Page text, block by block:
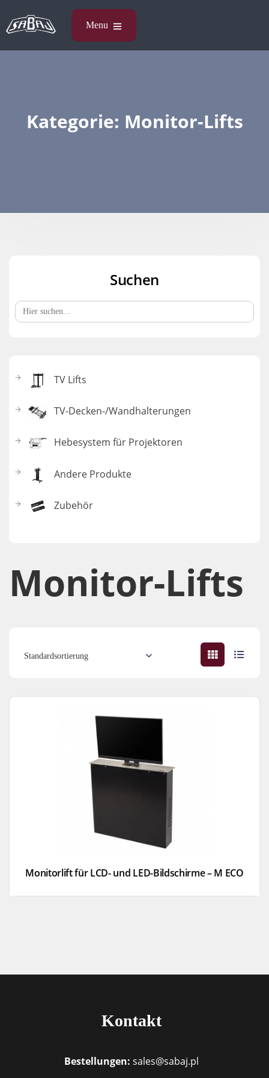
Kategorie: Monitor-Lifts​
Monitor-Lifts​
Monitorlift für LCD- und LED-Bildschirme – M ECO
Suchen
Search
for:
TV Lifts
TV-Decken-/Wandhalterungen
Hebesystem für Projektoren
Andere Produkte
Zubehör
Kontakt
Bestellungen: sales@sabaj.pl